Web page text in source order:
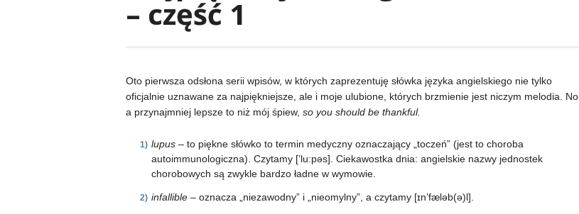
– część 1
Oto pierwsza odsłona serii wpisów, w których zaprezentuję słówka języka angielskiego nie tylko
oficjalnie uznawane za najpiękniejsze, ale i moje ulubione, których brzmienie jest niczym melodia. No
a przynajmniej lepsze to niż mój śpiew, so you should be thankful.
lupus– to piękne słówko to termin medyczny oznaczający „toczeń” (jest to choroba
autoimmunologiczna). Czytamy [’lu:pəs]. Ciekawostka dnia: angielskie nazwy jednostek
chorobowych są zwykle bardzo ładne w wymowie.
infallible– oznacza „niezawodny” i „nieomylny”, a czytamy [ɪn’fæləb(ə)l].